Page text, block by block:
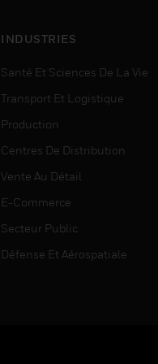
INDUSTRIES
Santé Et Sciences De La Vie
Transport Et Logistique
Production
Centres De Distribution
Vente Au Détail
E-Commerce
Secteur Public
Défense Et Aérospatiale